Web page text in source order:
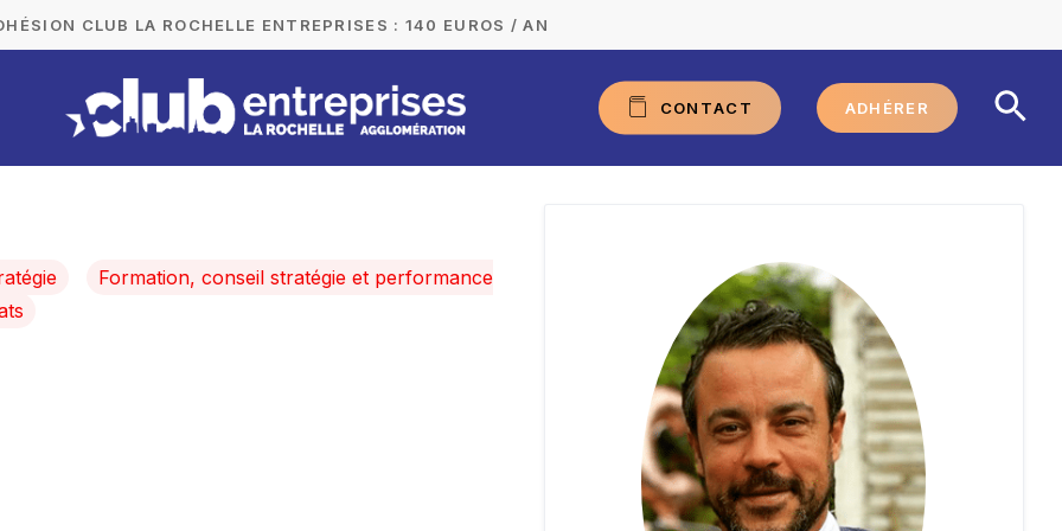
CLUB LA ROCHELLE ENTREPRISES : 140 EUROS / AN
CON TACT ADHÉRER
Formation, conseil stratégie et performance